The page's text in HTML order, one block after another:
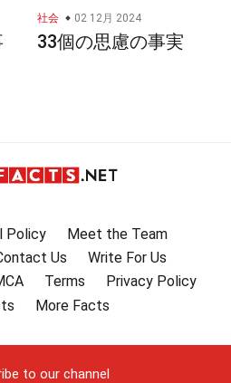
社会 02 12月 2024
33個の思慮の事実
Policy
Meet the Team
Us
Write For Us
Terms
Privacy Policy
More Facts
to our channel